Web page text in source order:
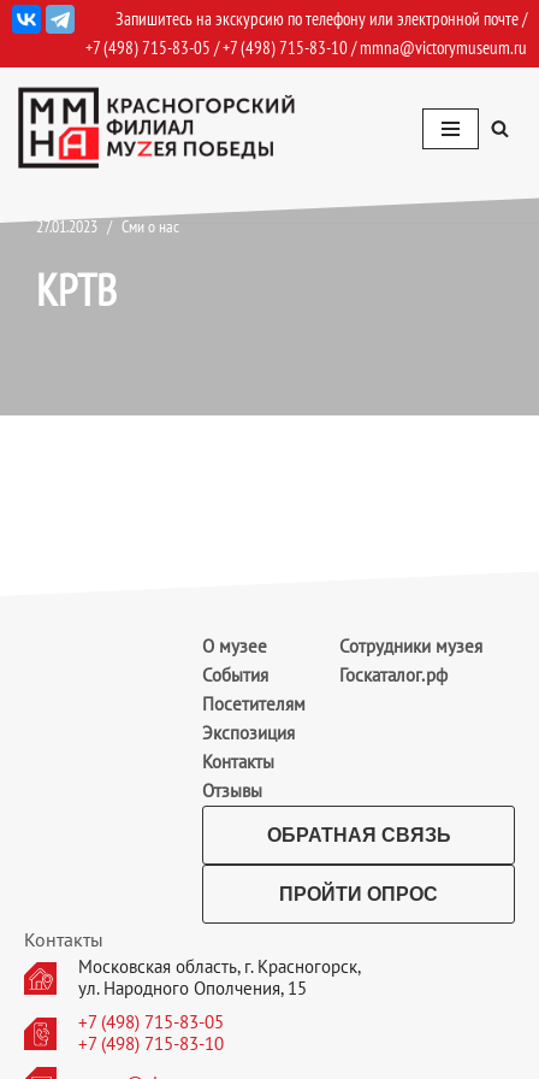
Перейти
к
содержимому
Запишитесь на экскурсию по телефону или электронной почте /
+7 (498) 715-83-05 /+7 (498) 715-83-10/mmna@victorymuseum.ru
27.01.2023 Сми о нас
КРТВ
О музее
События
Посетителям
Экспозиция
Контакты
Отзывы
Сотрудники музея
Госкаталог.рф
ОБРАТНАЯ СВЯЗЬ
ПРОЙТИ ОПРОС
Контакты
Московская область, г. Красногорск,
ул. Народного Ополчения, 15
+7 (498) 715-83-05
+7 (498) 715-83-10